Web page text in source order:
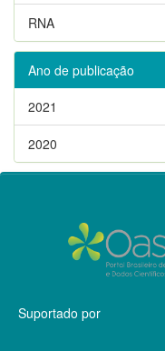
RNA
Ano de publicação
2021
2020
Suportado por